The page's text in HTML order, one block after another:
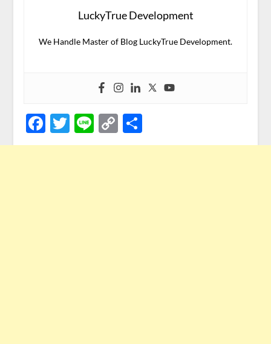
LuckyTrue Development
We Handle Master of Blog LuckyTrue Development.
Facebook
Twitter
LineCopy
Link
Share